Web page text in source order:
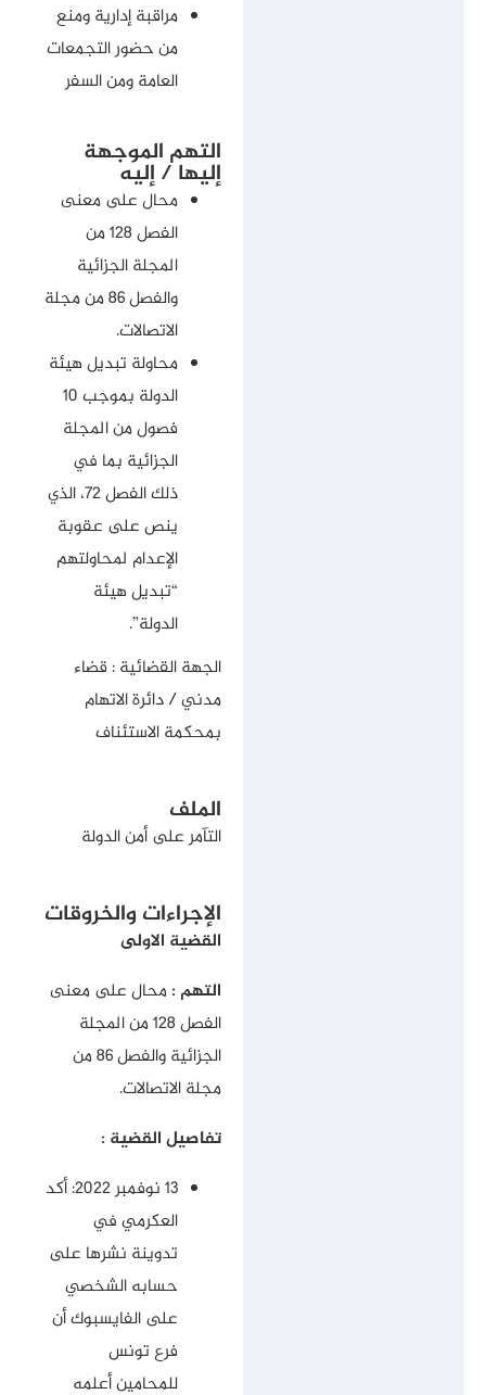
مراقبة إدارية ومنع
من حضور التجمعات
العامة ومن السفر
التهم الموجهة
إليها / إليه
محال على معنى
الفصل 128 من
المجلة الجزائية
والفصل 86 من مجلة
الاتصالات.
محاولة تبديل هيئة
الدولة بموجب 10
فصول من المجلة
الجزائية بما في
ذلك الفصل 72، الذي
ينص على عقوبة
الإعدام لمحاولتهم
“تبديل هيئة
الدولة”.
الجهة القضائية : قضاء
مدني / دائرة الاتهام
بمحكمة الاستئناف
الملف
التآمر على أمن الدولة
الإجراءات والخروقات
القضية الاولى
التهم :محال على معنى
الفصل 128 من المجلة
الجزائية والفصل 86 من
مجلة الاتصالات.
تفاصيل القضية :
13 نوفمبر 2022: أكد
العكرمي في
تدوينة نشرها على
حسابه الشخصي
على الفايسبوك أن
فرع تونس
للمحامين أعلمه